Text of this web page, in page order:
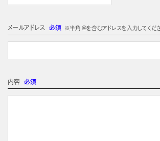
メールアドレス 必須 ※半角 @を含むアドレスを入力してくだ
内容 必須